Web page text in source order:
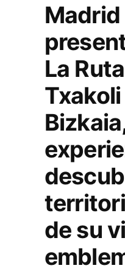
Madrid
La
de su